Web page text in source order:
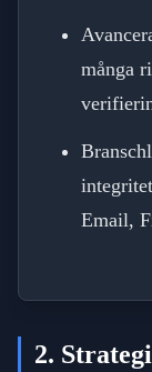
många
Email,
2.